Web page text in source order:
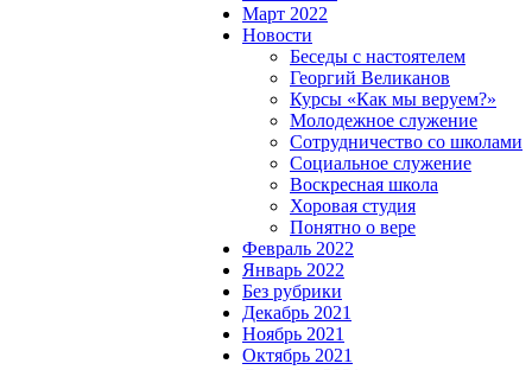
Март 2022
Новости
Беседы с настоятелем
Георгий Великанов
Курсы «Как мы веруем?»
Молодежное служение
Сотрудничество со школами
Социальное служение
Воскресная школа
Хоровая студия
Понятно о вере
Февраль 2022
Январь 2022
Без рубрики
Декабрь 2021
Ноябрь 2021
Октябрь 2021